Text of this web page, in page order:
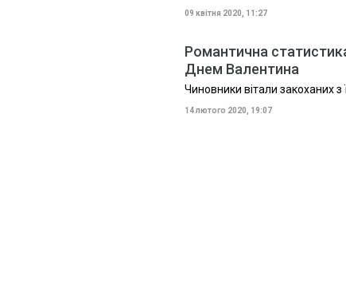
09 квітня 2020, 11:27
Романтична
Днем Валентина
Чиновники вітали закоханих з
14 лютого 2020, 19:07